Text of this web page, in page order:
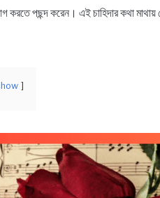
করতে পছন্দ করেন। এই চাহিদার কথা